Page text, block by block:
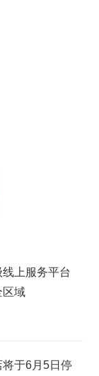
上服务平台
区域
于6月5日停